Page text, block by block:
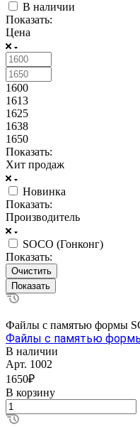
В наличии
Показать:
Цена
1600
1613
1625
1638
1650
Показать:
Хит продаж
Новинка
Показать:
Производитель
SOCO (Гонконг)
Показать:
Очистить
Файлы с памятью формы
Файлы с памятью
В наличии
Арт. 1002
1650₽
В корзину